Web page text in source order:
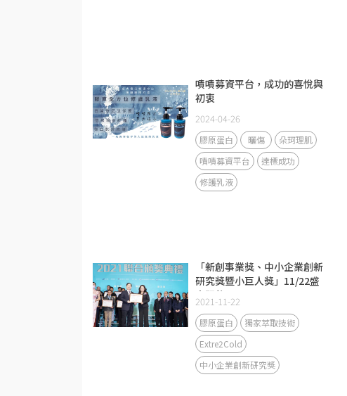
嘖嘖募資平台，成功的喜悅與
初衷
2024-04-26
膠原蛋白 曬傷
朵珂理肌
嘖嘖募資平台
達標成功
修護乳液
「新創事業獎、中小企業創新
研究獎暨小巨人獎」11/22盛
大頒獎
2021-11-22
膠原蛋白
獨家萃取技術
Extre2Cold
中小企業創新研究獎